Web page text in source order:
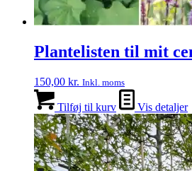
Plantelisten til mit
150,00 kr. Inkl. moms
Tilføj til kurv Vis detaljer